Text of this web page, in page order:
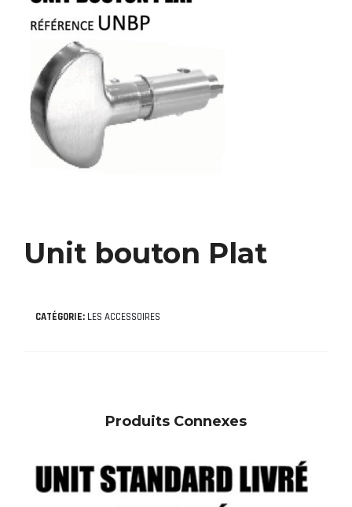
Unit bouton Plat
CATÉGORIE: LES ACCESSOIRES
Produits Connexes